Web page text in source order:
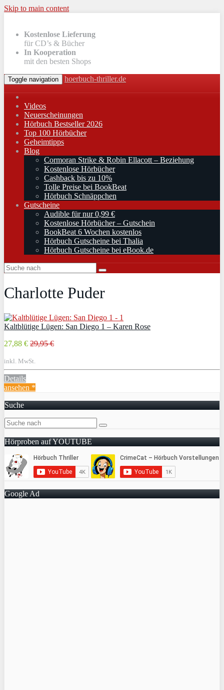
Skip to main content
Kostenlose Lieferung
für CD’s & Bücher
In Kooperation
mit den besten Shops
Toggle navigation hoerbuch-thriller.de
Videos
Neuerscheinungen
Hörbuch Bestseller 2026
Top 100 Hörbücher
Geheimtipps
Blog
Cormoran Strike & Robin Ellacott – Beziehung
Kostenlose Hörbücher
Cashback bis zu 10%
Tolle Preise bei BookBeat
Hörbuch Schnäppchen
Gutscheine
Audible für nur 0,99 €
Kostenlose Hörbücher – Gutschein
BookBeat 6 Wochen kostenlos
Hörbuch Gutscheine bei Thalia
Hörbuch Gutscheine bei eBook.de
Charlotte Puder
Kaltblütige Lügen: San Diego 1 – Karen Rose
27,88 € 29,95 €
inkl. MwSt.
Details
ansehen *
Suche
Hörproben auf YOUTUBE
Google Ad